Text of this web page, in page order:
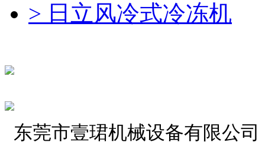
> 日立风冷式冷冻机
东莞市壹珺机械设备有限公司